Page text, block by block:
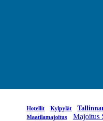
Hotellit Kylpylät
Maatilamajoitus Majoitus